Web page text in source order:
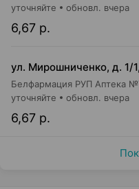
6,67 р.
уточняйте обновл. вчера
ул. Мирошниченко, д. 1/
Белфармация РУП Аптека
6,67 р.
уточняйте обновл. вчера